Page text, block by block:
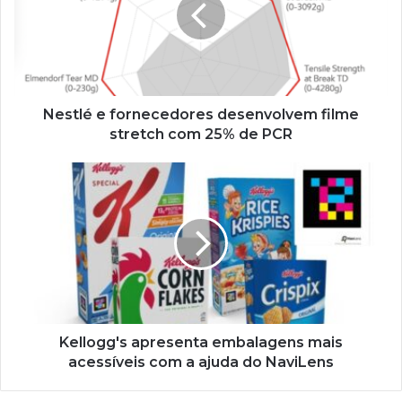
25%
Nestlé e fornecedores desenvolvem filme
stretch com 25% de PCR
embalagens
NaviLensKellogg's apresenta embalagens mais
acessíveis com a ajuda do NaviLens